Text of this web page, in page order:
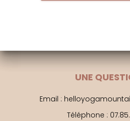
Neiges
Yoga,
raquettes
UNE
Email :
Téléphone :